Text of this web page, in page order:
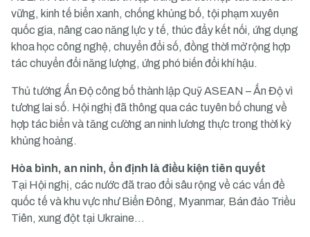
vững, kinh tế biển xanh, chống khủng bố, tội phạm xuyên
quốc gia, nâng cao năng lực y tế, thúc đẩy kết nối, ứng dụng
khoa học công nghệ, chuyển đổi số, đồng thời mở rộng hợp
tác chuyển đổi năng lượng, ứng phó biến đổi khí hậu.
Thủ tướng Ấn Độ công bố thành lập Quỹ ASEAN – Ấn Độ vì
tương lai số. Hội nghị đã thông qua các tuyên bố chung về
hợp tác biển và tăng cường an ninh lương thực trong thời kỳ
khủng hoảng.
Hòa bình, an ninh, ổn định là điều kiện tiên quyết
Tại Hội nghị, các nước đã trao đổi sâu rộng về các vấn đề
quốc tế và khu vực như Biển Đông, Myanmar, Bán đảo Triều
Tiên, xung đột tại Ukraine…